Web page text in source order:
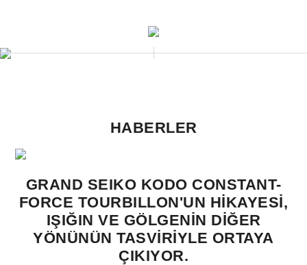
HABERLER
GRAND SEIKO KODO CONSTANT-
FORCE TOURBILLON'UN HİKAYESİ,
IŞIĞIN VE GÖLGENİN DİĞER
YÖNÜNÜN TASVİRİYLE ORTAYA
ÇIKIYOR.